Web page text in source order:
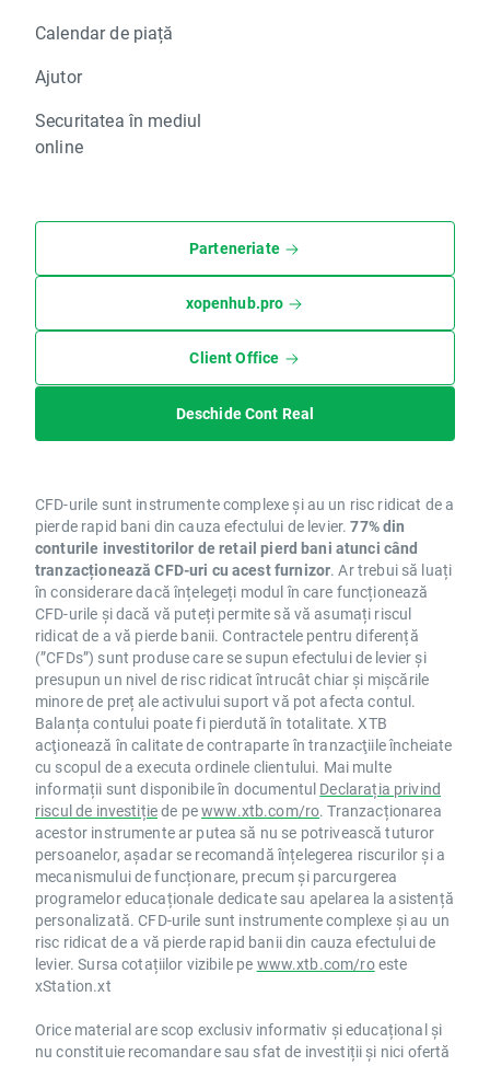
Calendar de piață
Ajutor
Securitatea în mediul
online
Parteneriate
xopenhub.pro
Client Office
Deschide Cont Real
CFD-urile sunt instrumente complexe și au un risc ridicat de a
pierde rapid bani din cauza efectului de levier.77% din
conturile investitorilor de retail pierd bani atunci când
tranzacționează CFD-uri cu acest furnizor. Ar trebui să luați
în considerare dacă înțelegeți modul în care funcționează
CFD-urile și dacă vă puteți permite să vă asumați riscul
ridicat de a vă pierde banii. Contractele pentru diferență
(”CFDs”) sunt produse care se supun efectului de levier și
presupun un nivel de risc ridicat întrucât chiar și mișcările
minore de preț ale activului suport vă pot afecta contul.
Balanța contului poate fi pierdută în totalitate. XTB
acţionează în calitate de contraparte în tranzacţiile încheiate
cu scopul de a executa ordinele clientului. Mai multe
informații sunt disponibile în documentul Declarația privind
riscul de investițiede pewww.xtb.com/ro. Tranzacționarea
acestor instrumente ar putea să nu se potrivească tuturor
persoanelor, așadar se recomandă înțelegerea riscurilor și a
mecanismului de funcționare, precum și parcurgerea
programelor educaționale dedicate sau apelarea la asistență
personalizată. CFD-urile sunt instrumente complexe și au un
risc ridicat de a vă pierde rapid banii din cauza efectului de
levier. Sursa cotațiilor vizibile pe www.xtb.com/roeste
xStation.xt
Orice material are scop exclusiv informativ și educațional și
nu constituie recomandare sau sfat de investiții și nici ofertă